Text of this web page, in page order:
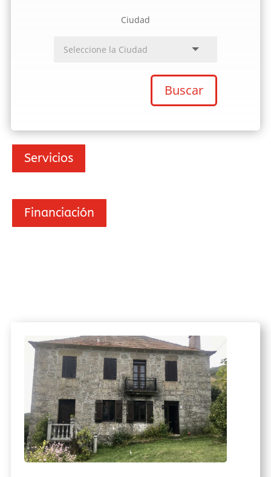
Ciudad
Buscar
Servicios
Financiación